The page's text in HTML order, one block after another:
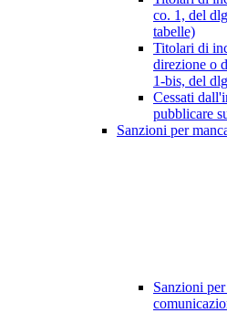
co. 1, del
tabelle)
Titolari di
direzione o
1-bis, del
Cessati
pubblicare
Sanzioni per
Sanzioni